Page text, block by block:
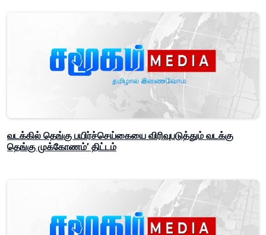
வடக்கில் தெங்கு பயிர்ச்செய்கையை விரிவுபடுத்தும் வடக்கு
தெங்கு முக்கோணம்’ திட்டம்